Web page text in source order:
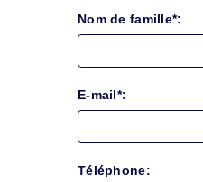
Nom de famille*:
E-mail*:
Téléphone: